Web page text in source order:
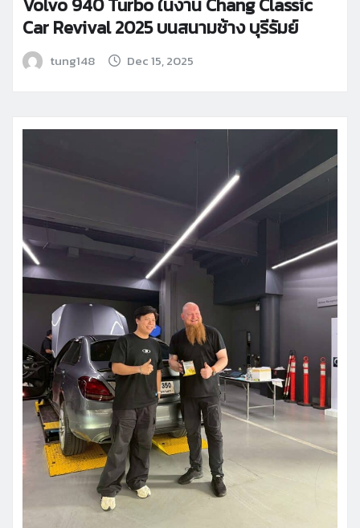
Car Revival 2025 บนสนามช้าง บุรีรัมย์
tung148 Dec 15, 2025